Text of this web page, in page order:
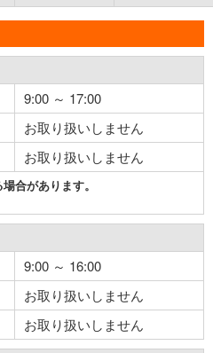
9:00 ～ 17:00
お取り扱いしません
お取り扱いしません
合があります。
9:00 ～ 16:00
お取り扱いしません
お取り扱いしません